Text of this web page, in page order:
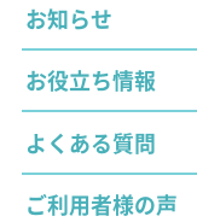
お知らせ
お役立ち情報
よくある質問
ご利用者様の声